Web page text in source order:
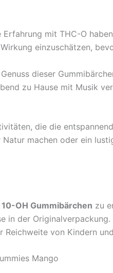
Erfahrung mit THC-O
einzuschätzen,
dieser
zu Hause mit Musik
die die
machen oder ein
10-OH Gummibärchen zu
in der
von Kindern
Mango